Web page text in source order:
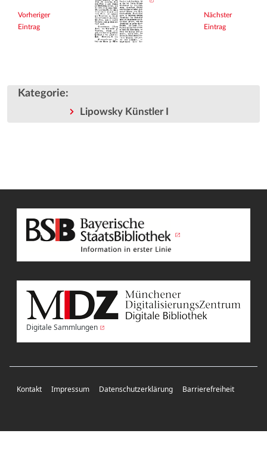
Vorheriger
Eintrag
Nächster
Eintrag
Kategorie:
Lipowsky Künstler I
Digitale Sammlungen
Kontakt Impressum Datenschutzerklärung Barrierefreiheit